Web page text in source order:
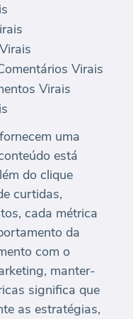
Virais
Virais
uma
está
do clique
curtidas,
cada métrica
da
com o
manter-
significa que
as estratégias,